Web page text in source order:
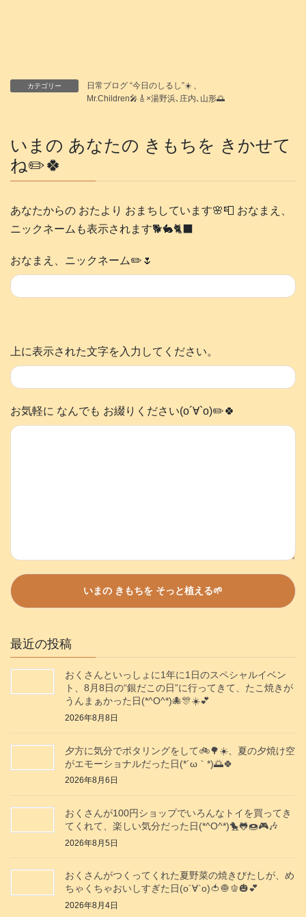
カテゴリー 日常ブログ “今日のしるし”☀️
Mr.Children🎤🎸×湯野浜､庄内､山形🌅
いまの あなたの きもちを きかせて
ね✏️🍀
あなたからの おたより おまちしています🌸📮 おなまえ、
ニックネームも表示されます🐕️🐇🐈‍⬛
おなまえ、ニックネーム✏️🌷
上に表示された文字を入力してください。
お気軽に なんでも お綴りください(о´∀`о)✏️🍀
最近の投稿
おくさんといっしょに1年に1日のスペシャルイベン
ト、8月8日の“銀だこの日”に行ってきて、たこ焼きが
うんまぁかった日(*^O^*)🐙🎊☀️💕
2026年8月8日
夕方に気分でポタリングをして🚲️🌳☀️、夏の夕焼け空
がエモーショナルだった日(⁠*⁠´⁠ω⁠｀⁠*⁠)🌅🍀
2026年8月6日
おくさんが100円ショップでいろんなトイを買ってき
てくれて、楽しい気分だった日(*^O^*)🐤🐸🍩🎮️🎶
2026年8月5日
おくさんがつくってくれた夏野菜の焼きびたしが、め
ちゃくちゃおいしすぎた日(о´∀`о)🍅🧅🫑🎃💕
2026年8月4日